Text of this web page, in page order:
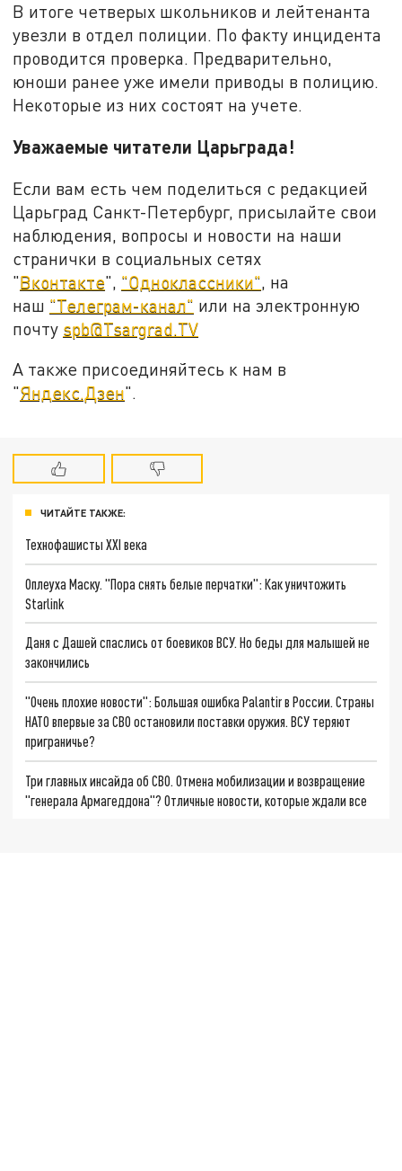
В итоге четверых школьников и лейтенанта
увезли в отдел полиции. По факту инцидента
проводится проверка. Предварительно,
юноши ранее уже имели приводы в полицию.
Некоторые из них состоят на учете.
Уважаемые читатели Царьграда!
Если вам есть чем поделиться с редакцией
Царьград Санкт-Петербург, присылайте свои
наблюдения, вопросы и новости на наши
странички в социальных сетях
"Вконтакте", "Одноклассники" , на
наш "Телеграм-канал" или на электронную
почту spb@Tsargrad.TV
А также присоединяйтесь к нам в
"Яндекс.Дзен".
ЧИТАЙТЕ ТАКЖЕ:
Технофашисты XXI века
Оплеуха Маску. "Пора снять белые перчатки": Как уничтожить
Starlink
Даня с Дашей спаслись от боевиков ВСУ. Но беды для малышей не
закончились
"Очень плохие новости": Большая ошибка Palantir в России. Страны
НАТО впервые за СВО остановили поставки оружия. ВСУ теряют
приграничье?
Три главных инсайда об СВО. Отмена мобилизации и возвращение
"генерала Армагеддона"? Отличные новости, которые ждали все